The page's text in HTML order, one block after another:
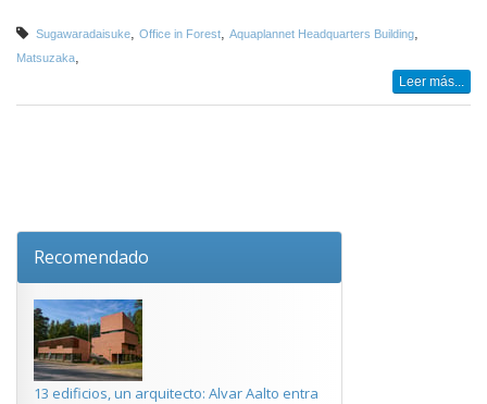
Sugawaradaisuke, Office in Forest, Aquaplannet Headquarters Building,
Matsuzaka,
Leer más...
Recomendado
13 edificios, un arquitecto: Alvar Aalto entra